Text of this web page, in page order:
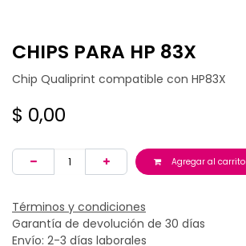
CHIPS PARA HP 83X
Chip Qualiprint compatible con HP83X
$ 0,00
Agregar al carrito
Términos y condiciones
Garantía de devolución de 30 días
Envío: 2-3 días laborales